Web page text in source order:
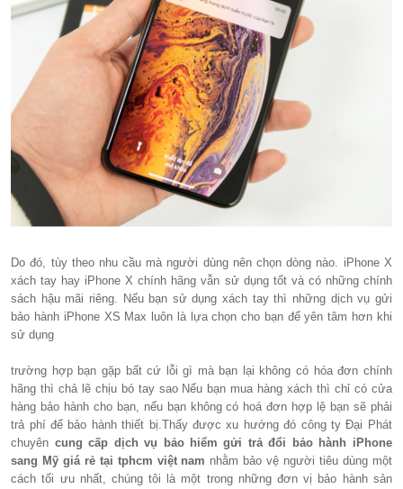
Do đó, tùy theo nhu cầu mà người dùng nên chọn dòng nào. iPhone X
xách tay hay iPhone X chính hãng vẫn sử dụng tốt và có những chính
sách hậu mãi riêng. Nếu bạn sử dụng xách tay thì những dịch vụ gửi
bảo hành iPhone XS Max luôn là lựa chọn cho bạn để yên tâm hơn khi
sử dụng
trường hợp bạn gặp bất cứ lỗi gì mà bạn lại không có hóa đơn chính
hãng thì chả lẽ chịu bó tay sao Nếu bạn mua hàng xách thì chỉ có cửa
hàng bảo hành cho bạn, nếu bạn không có hoá đơn hợp lệ bạn sẽ phải
trả phí để bảo hành thiết bị.Thấy được xu hướng đó công ty Đại Phát
chuyên cung cấp dịch vụ bảo hiểm gửi trả đổi bảo hành iPhone
sang Mỹ giá rẻ tại tphcm việt nam nhằm bảo vệ người tiêu dùng một
cách tối ưu nhất, chúng tôi là một trong những đơn vị bảo hành sản